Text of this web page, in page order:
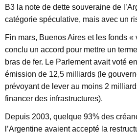
B3 la note de dette souveraine de
catégorie spéculative, mais avec un
Fin mars, Buenos Aires et les fonds «
conclu un accord pour mettre un
bras de fer. Le Parlement avait voté
émission de 12,5 milliards (le
prévoyant de lever au moins 2
financer des infrastructures).
Depuis 2003, quelque 93% des
l’Argentine avaient accepté la